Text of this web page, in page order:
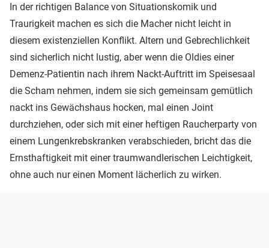
In der richtigen Balance von Situationskomik und
Traurigkeit machen es sich die Macher nicht leicht in
diesem existenziellen Konflikt. Altern und Gebrechlichkeit
sind sicherlich nicht lustig, aber wenn die Oldies einer
Demenz-Patientin nach ihrem Nackt-Auftritt im Speisesaal
die Scham nehmen, indem sie sich gemeinsam gemütlich
nackt ins Gewächshaus hocken, mal einen Joint
durchziehen, oder sich mit einer heftigen Raucherparty von
einem Lungenkrebskranken verabschieden, bricht das die
Ernsthaftigkeit mit einer traumwandlerischen Leichtigkeit,
ohne auch nur einen Moment lächerlich zu wirken.